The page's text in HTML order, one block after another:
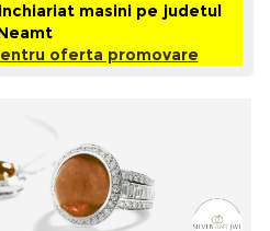
masini pe judetul
oferta promovare